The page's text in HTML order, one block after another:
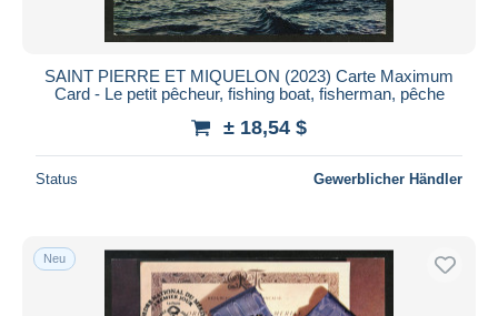
SAINT PIERRE ET MIQUELON (2023) Carte Maximum
Card - Le petit pêcheur, fishing boat, fisherman, pêche
± 18,54 $
Status Gewerblicher Händler
Neu